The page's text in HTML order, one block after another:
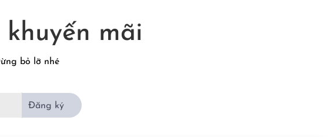
mãi
bỏ lỡ nhé
Đăng ký